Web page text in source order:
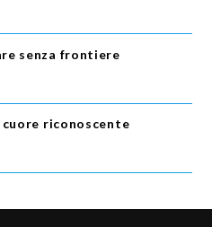
senza frontiere
riconoscente